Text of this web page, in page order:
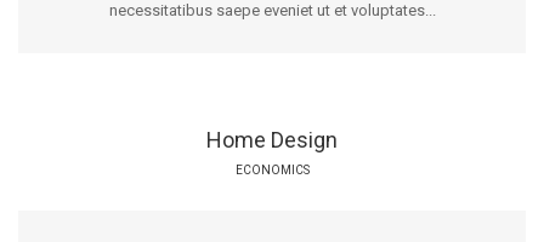
necessitatibus saepe eveniet ut et voluptates...
Home Design
ECONOMICS